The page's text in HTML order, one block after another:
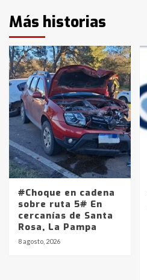
Más historias
#Choque en cadena
sobre ruta 5# En
cercanías de Santa
Rosa, La Pampa
8 agosto, 2026